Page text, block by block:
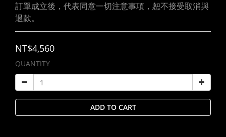
訂單成立後，代表同意一切注意事項，恕不接受取消與
退款。
NT$4,560
QUANTITY
ADD TO CART